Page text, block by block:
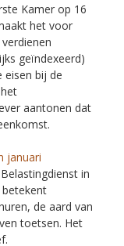
Kamer op 16
het voor
geïndexeerd)
eisen bij de
aantonen dat
januari
in
de aard van
toetsen. Het